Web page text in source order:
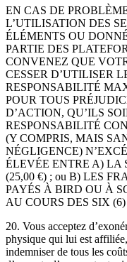
EN CAS DE
L’UTILISATION DES
ÉLÉMENTS OU
PARTIE DES
CONVENEZ QUE
CESSER D’UTILISER
RESPONSABILITÉ
POUR TOUS
D’ACTION, QU’ILS
RESPONSABILITÉ
(Y COMPRIS, MAIS
NÉGLIGENCE)
ÉLEVÉE ENTRE A) LA
(25,00 €) ; ou B) LES
PAYÉS À BIRD OU À
AU COURS DES SIX
20. Vous acceptez
physique qui lui est
indemniser de tous les